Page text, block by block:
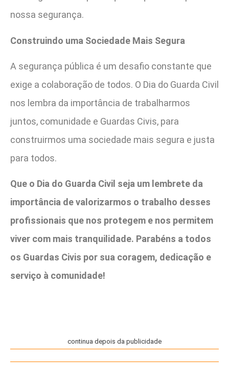
nossa segurança.
Construindo uma Sociedade Mais Segura
A segurança pública é um desafio constante que
exige a colaboração de todos. O Dia do Guarda Civil
nos lembra da importância de trabalharmos
juntos, comunidade e Guardas Civis, para
construirmos uma sociedade mais segura e justa
para todos.
Que o Dia do Guarda Civil seja um lembrete da
importância de valorizarmos o trabalho desses
profissionais que nos protegem e nos permitem
viver com mais tranquilidade. Parabéns a todos
os Guardas Civis por sua coragem, dedicação e
serviço à comunidade!
continua depois da publicidade